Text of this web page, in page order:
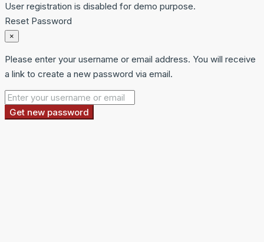
User registration is disabled for demo purpose.
Reset Password
×
Please enter your username or email address. You will receive
a link to create a new password via email.
Get new password